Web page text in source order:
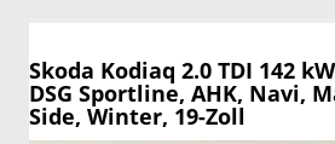
Skoda Kodiaq 2.0 TDI 142
DSG Sportline, AHK, Navi,
Side, Winter, 19-Zoll